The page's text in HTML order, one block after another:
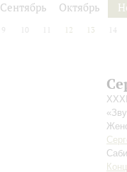
Сентябрь Октябрь
9 10 12 13 14